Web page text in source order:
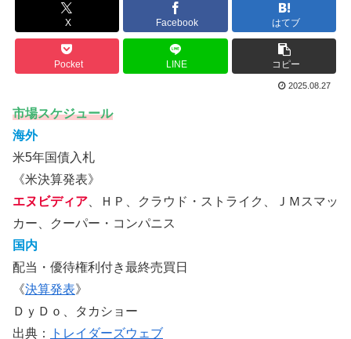
X Facebook はてブ
Pocket LINE コピー
2025.08.27
市場スケジュール
海外
米5年国債入札
《米決算発表》
エヌビディア 、ＨＰ、クラウド・ストライク、ＪＭスマッ
カー、クーパー・コンパニス
国内
配当・優待権利付き最終売買日
《決算発表》
ＤｙＤｏ、タカショー
出典：
トレイダーズウェブ